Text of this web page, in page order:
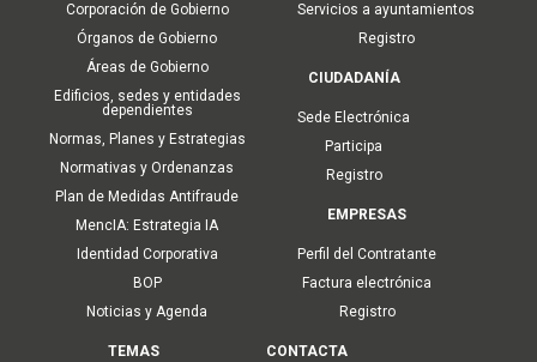
Corporación de Gobierno
Órganos de Gobierno
Áreas de Gobierno
Edificios, sedes y entidades
dependientes
Normas, Planes y Estrategias
Normativas y Ordenanzas
Plan de Medidas Antifraude
MencIA: Estrategia IA
Identidad Corporativa
BOP
Noticias y Agenda
Servicios a ayuntamientos
Registro
CIUDADANÍA
Sede Electrónica
Participa
Registro
EMPRESAS
Perfil del Contratante
Factura electrónica
Registro
TEMAS CONTACTA